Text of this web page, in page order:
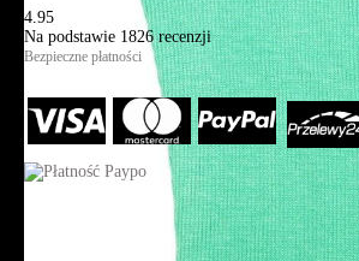
4.95
Na podstawie 1826recenzji
Bezpieczne płatności